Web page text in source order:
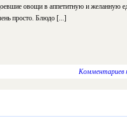
овощи в аппетитную и желанную
просто. Блюдо [...]
Комментариев